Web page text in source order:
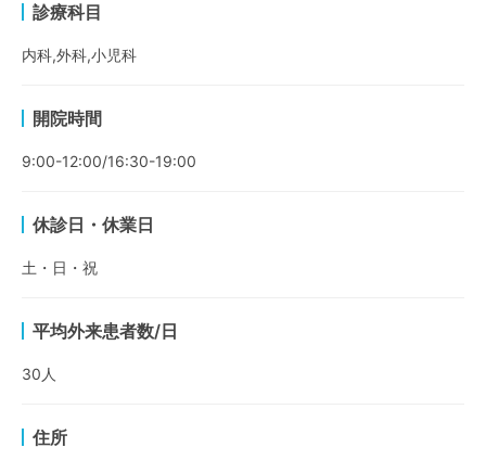
診療科目
内科,外科,小児科
開院時間
9:00-12:00/16:30-19:00
休診日・休業日
土・日・祝
平均外来患者数/日
30 人
住所